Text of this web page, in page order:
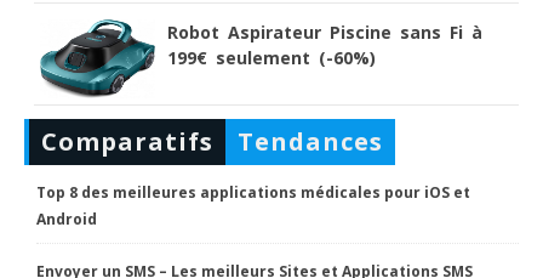
Robot Aspirateur Piscine sans Fi à
199€ seulement (-60%)
Comparatifs Tendances
Top 8 des meilleures applications médicales pour iOS et
Android
Envoyer un SMS – Les meilleurs Sites et Applications SMS